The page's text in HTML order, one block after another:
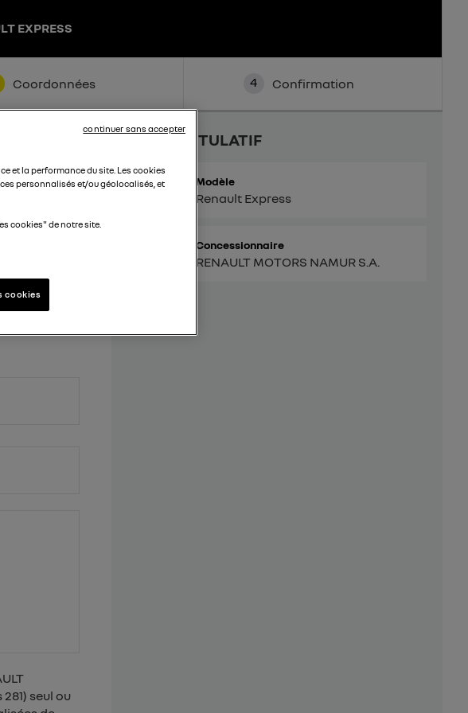
EXPRESS
Coordonnées 4 Confirmation
seul ou
RÉCAPITULATIF
Modèle
Renault Express
Concessionnaire
RENAULT MOTORS NAMUR S.A.
et la performance du site. Les cookies
personnalisés et/ou géolocalisés, et
cookies" de notre site.
cookies
continuer sans accepter